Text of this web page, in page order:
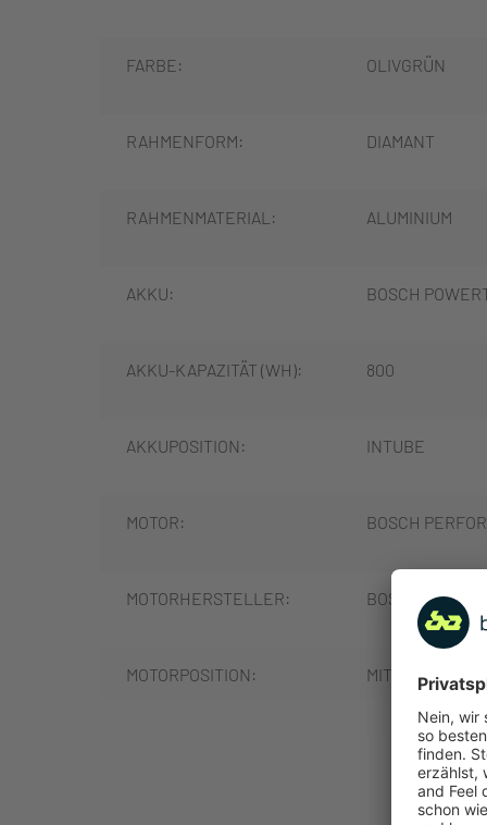
FARBE: OLIVGRÜN
RAHMENFORM: DIAMANT
RAHMENMATERIAL: ALUMINIUM
AKKU: BOSCH
AKKU-KAPAZITÄT (WH): 800
AKKUPOSITION: INTUBE
MOTOR: BOSCH
MOTORHERSTELLER: BOSCH
MOTORPOSITION: MITTELMOTOR